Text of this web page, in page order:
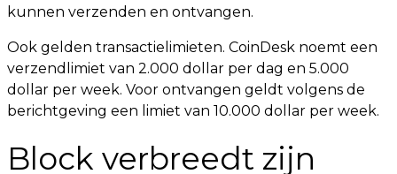
kunnen verzenden en ontvangen.
Ook gelden transactielimieten. CoinDesk noemt een
verzendlimiet van 2.000 dollar per dag en 5.000
dollar per week. Voor ontvangen geldt volgens de
berichtgeving een limiet van 10.000 dollar per week.
Block verbreedt zijn